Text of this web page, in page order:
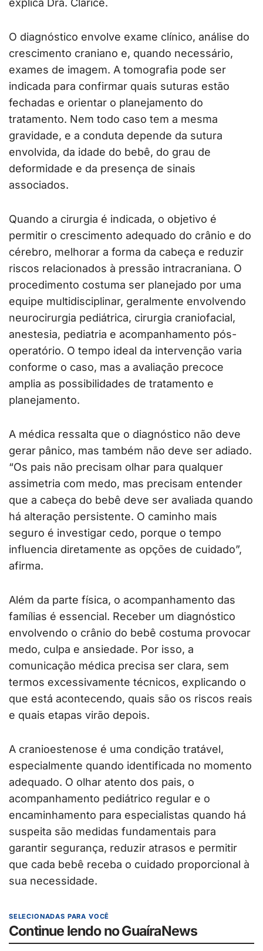
explica Dra. Clarice.
O diagnóstico envolve exame clínico, análise do
crescimento craniano e, quando necessário,
exames de imagem. A tomografia pode ser
indicada para confirmar quais suturas estão
fechadas e orientar o planejamento do
tratamento. Nem todo caso tem a mesma
gravidade, e a conduta depende da sutura
envolvida, da idade do bebê, do grau de
deformidade e da presença de sinais
associados.
Quando a cirurgia é indicada, o objetivo é
permitir o crescimento adequado do crânio e do
cérebro, melhorar a forma da cabeça e reduzir
riscos relacionados à pressão intracraniana. O
procedimento costuma ser planejado por uma
equipe multidisciplinar, geralmente envolvendo
neurocirurgia pediátrica, cirurgia craniofacial,
anestesia, pediatria e acompanhamento pós-
operatório. O tempo ideal da intervenção varia
conforme o caso, mas a avaliação precoce
amplia as possibilidades de tratamento e
planejamento.
A médica ressalta que o diagnóstico não deve
gerar pânico, mas também não deve ser adiado.
“Os pais não precisam olhar para qualquer
assimetria com medo, mas precisam entender
que a cabeça do bebê deve ser avaliada quando
há alteração persistente. O caminho mais
seguro é investigar cedo, porque o tempo
influencia diretamente as opções de cuidado”,
afirma.
Além da parte física, o acompanhamento das
famílias é essencial. Receber um diagnóstico
envolvendo o crânio do bebê costuma provocar
medo, culpa e ansiedade. Por isso, a
comunicação médica precisa ser clara, sem
termos excessivamente técnicos, explicando o
que está acontecendo, quais são os riscos reais
e quais etapas virão depois.
A cranioestenose é uma condição tratável,
especialmente quando identificada no momento
adequado. O olhar atento dos pais, o
acompanhamento pediátrico regular e o
encaminhamento para especialistas quando há
suspeita são medidas fundamentais para
garantir segurança, reduzir atrasos e permitir
que cada bebê receba o cuidado proporcional à
sua necessidade.
SELECIONADAS PARA VOCÊ
Continue lendo no GuaíraNews